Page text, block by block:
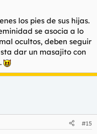
los pies de sus hijas.
se asocia a lo
ocultos, deben seguir
dar un masajito con
#15